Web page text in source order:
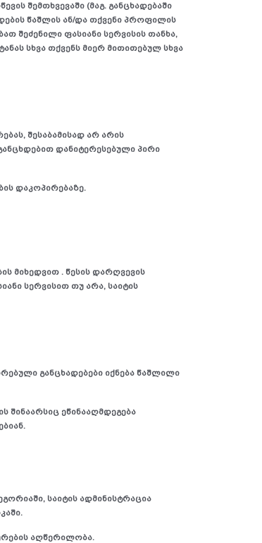
შემთხვევაში (მაგ. განცხადებაში
წაშლის ან/და თქვენი პროფილის
შეძენილი ფასიანი სერვისის თანხა,
სხვა თქვენს მიერ მითითებულ სხვა
შესაბამისად არ არის
დანიტერესებული პირი
დაკოპირებაზე.
მიხედვით . წესის დარღვევის
სერვისით თუ არა, საიტის
განცხადებები იქნება წაშლილი
შინაარსიც ეწინააღმდეგება
საიტის ადმინისტრაცია
აღწერილობა.